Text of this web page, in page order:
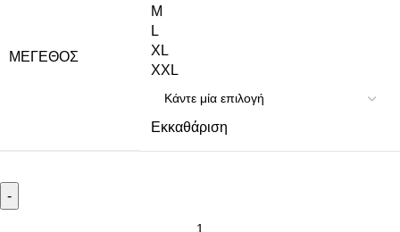
ΜΈΓΕΘΟΣ
M
L
XL
XXL
Εκκαθάριση